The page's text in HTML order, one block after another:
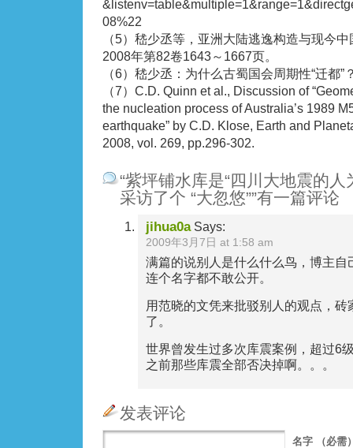
08%22
（5）嵇少丞等，亚洲大陆逃逸构造与现今
2008年第82卷1643～1667页。
（6）嵇少丞：为什么古蜀国会周期性“迁都
（7）C.D. Quinn et al., Discussion of
the nucleation process of Australia’s 1989
earthquake” by C.D. Klose, Earth and
2008, vol. 269, pp.296-302.
“紫坪铺水库是“四川大地震的
采访了个 “大忽悠””有一篇评论
jihua0aSays:
2009年3月7日 at 1:58 am
满篇的说别人是什么什么鸟，博主自
连个名字都不敢公开。
用范晓的文凭来批驳别人的观点，砖
了。
世界曾发生过多次库震案例，超过6
之前那些库震全部否决掉啊。。。
发表评论
名字 （必需